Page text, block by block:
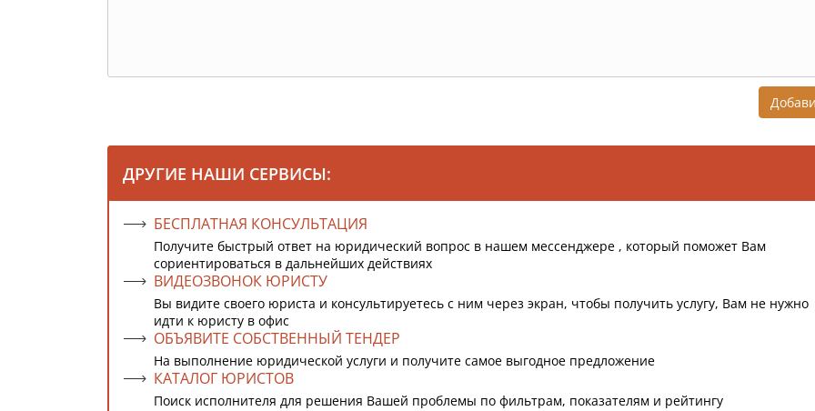
ДРУГИЕ НАШИ СЕРВИСЫ:
БЕСПЛАТНАЯ КОНСУЛЬТАЦИЯ
Получите быстрый ответ на юридический вопрос в нашем мессенджере , который поможет Вам
сориентироваться в дальнейших действиях
ВИДЕОЗВОНОК ЮРИСТУ
Вы видите своего юриста и консультируетесь с ним через экран, чтобы получить услугу, Вам не нужно
идти к юристу в офис
ОБЪЯВИТЕ СОБСТВЕННЫЙ ТЕНДЕР
На выполнение юридической услуги и получите самое выгодное предложение
КАТАЛОГ ЮРИСТОВ
Поиск исполнителя для решения Вашей проблемы по фильтрам, показателям и рейтингу